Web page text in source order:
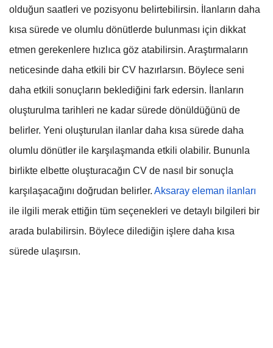
olduğun saatleri ve pozisyonu belirtebilirsin. İlanların daha
kısa sürede ve olumlu dönütlerde bulunması için dikkat
etmen gerekenlere hızlıca göz atabilirsin. Araştırmaların
neticesinde daha etkili bir CV hazırlarsın. Böylece seni
daha etkili sonuçların beklediğini fark edersin. İlanların
oluşturulma tarihleri ne kadar sürede dönüldüğünü de
belirler. Yeni oluşturulan ilanlar daha kısa sürede daha
olumlu dönütler ile karşılaşmanda etkili olabilir. Bununla
birlikte elbette oluşturacağın CV de nasıl bir sonuçla
karşılaşacağını doğrudan belirler. Aksaray eleman ilanları
ile ilgili merak ettiğin tüm seçenekleri ve detaylı bilgileri bir
arada bulabilirsin. Böylece dilediğin işlere daha kısa
sürede ulaşırsın.